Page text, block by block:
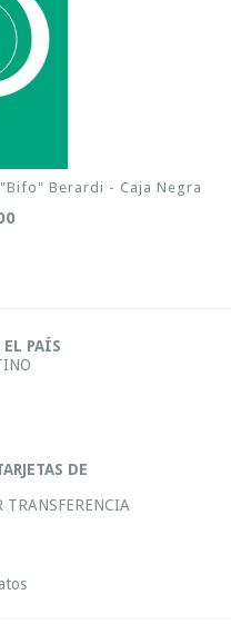
Berardi - Caja Negra
PAÍS
DE
TRANSFERENCIA